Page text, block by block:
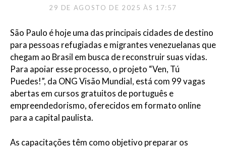
29 DE AGOSTO DE 2025 ÀS 17:57
São Paulo é hoje uma das principais cidades de destino
para pessoas refugiadas e migrantes venezuelanas que
chegam ao Brasil em busca de reconstruir suas vidas.
Para apoiar esse processo, o projeto “Ven, Tú
Puedes!”, da ONG Visão Mundial, está com 99 vagas
abertas em cursos gratuitos de português e
empreendedorismo, oferecidos em formato online
para a capital paulista.
As capacitações têm como objetivo preparar os